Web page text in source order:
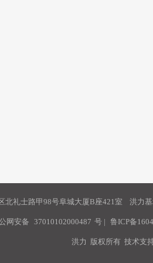
北礼士路甲98号阜城大厦B座421室 洪力
网安备 37010102000487 号 | 鲁ICP备
洪力 版权所有 技术支